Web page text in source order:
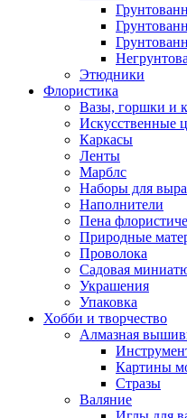
Этюдники
Флористика
Вазы, горшки и
Искусственные
Каркасы
Ленты
Марблс
Наборы для
Наполнители
Пена
Природные
Проволока
Садовая
Украшения
Упаковка
Хобби и творчество
Алмазная
Картины
Стразы
Валяние